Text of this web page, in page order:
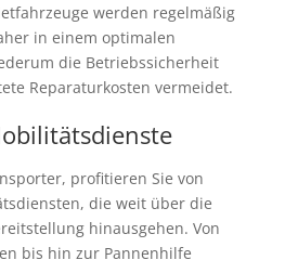
werden regelmäßig
in einem optimalen
die Betriebssicherheit
Reparaturkosten vermeidet.
profitieren Sie von
die weit über die
hinausgehen. Von
bis hin zur Pannenhilfe